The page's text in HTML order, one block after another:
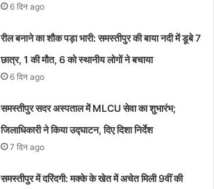
6 दिन ago
रील बनाने का शौक पड़ा भारी: समस्तीपुर की बाया नदी में डूबे 7
छात्र, 1 की मौत, 6 को स्थानीय लोगों ने बचाया
6 दिन ago
समस्तीपुर सदर अस्पताल में MLCU सेवा का शुभारंभ;
जिलाधिकारी ने किया उद्घाटन, दिए दिशा निर्देश
7 दिन ago
समस्तीपुर में दरिंदगी: मक्के के खेत में अचेत मिली 9वीं की